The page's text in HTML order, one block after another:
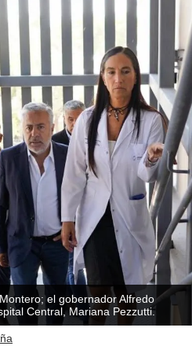
el gobernador Alfredo
Central, Mariana Pezzutti.